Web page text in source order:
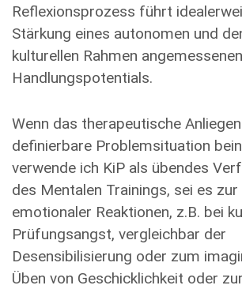
Reflexionsprozess führt
Stärkung eines autonomen und
kulturel­len Rahmen angemessenen
Handlungspotentials.
Wenn das therapeutische
definierbare Problemsituation
verwende ich KiP als übendes
des Mentalen Trainings, sei es
emotionaler Reaktionen, z.B. bei
Prüfungsangst, vergleichbar der
Desensibilisierung oder zum
Üben von Geschicklichkeit oder zur